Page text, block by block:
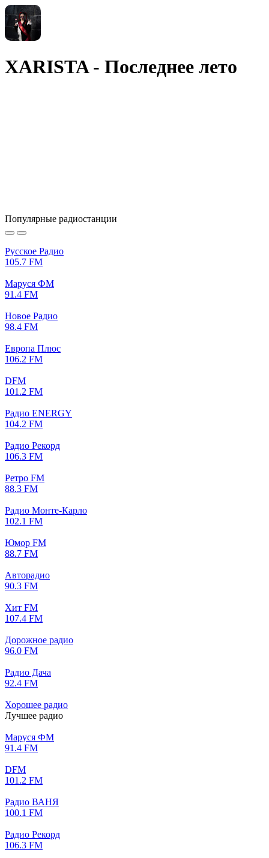
XARISTA - Последнее лето
Популярные радиостанции
Русское Радио
105.7 FM
Маруся ФМ
91.4 FM
Новое Радио
98.4 FM
Европа Плюс
106.2 FM
DFM
101.2 FM
Радио ENERGY
104.2 FM
Радио Рекорд
106.3 FM
Ретро FM
88.3 FM
Радио Монте-Карло
102.1 FM
Юмор FM
88.7 FM
Авторадио
90.3 FM
Хит FM
107.4 FM
Дорожное радио
96.0 FM
Радио Дача
92.4 FM
Хорошее радио
Лучшее радио
Маруся ФМ
91.4 FM
DFM
101.2 FM
Радио ВАНЯ
100.1 FM
Радио Рекорд
106.3 FM